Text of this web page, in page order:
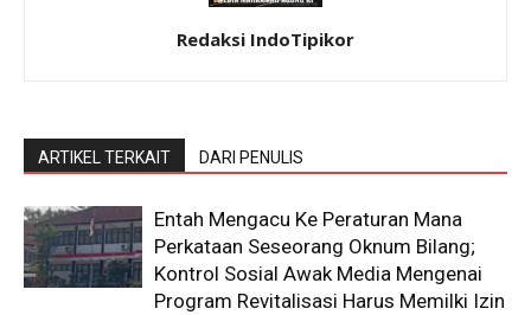
Redaksi IndoTipikor
ARTIKEL TERKAIT DARI PENULIS
Entah Mengacu Ke Peraturan Mana
Perkataan Seseorang Oknum Bilang;
Kontrol Sosial Awak Media Mengenai
Program Revitalisasi Harus Memilki Izin